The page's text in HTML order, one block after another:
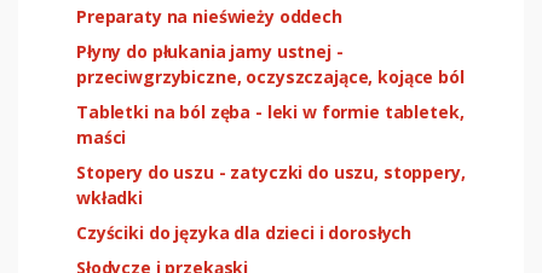
Preparaty na nieświeży oddech
Płyny do płukania jamy ustnej -
przeciwgrzybiczne, oczyszczające, kojące ból
Tabletki na ból zęba - leki w formie tabletek,
maści
Stopery do uszu - zatyczki do uszu, stoppery,
wkładki
Czyściki do języka dla dzieci i dorosłych
Słodycze i przekąski